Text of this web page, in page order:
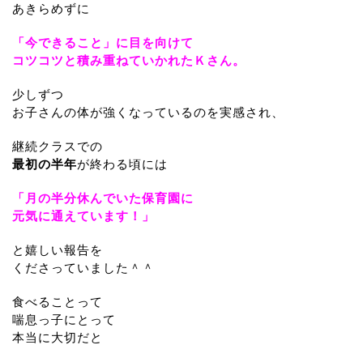
あきらめずに
「今できること」に目を向けて
コツコツと積み重ねていかれたＫさん。
少しずつ
お子さんの体が強くなっているのを実感され、
継続クラスでの
最初の半年が終わる頃には
「月の半分休んでいた保育園に
元気に通えています！」
と嬉しい報告を
くださっていました＾＾
食べることって
喘息っ子にとって
本当に大切だと